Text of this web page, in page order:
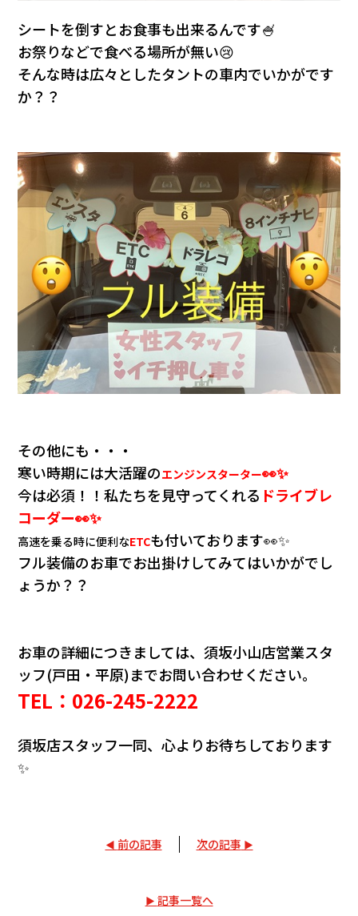
シートを倒すとお食事も出来るんです🍧
お祭りなどで食べる場所が無い😢
そんな時は広々としたタントの車内でいかがです
か？？
その他にも・・・
寒い時期には大活躍のエンジンスターター👀✨
今は必須！！私たちを見守ってくれる ドライブレ
コーダー👀✨
高速を乗る時に便利なETCも付いております👀✨
フル装備のお車でお出掛けしてみてはいかがでし
ょうか？？
お車の詳細につきましては、須坂小山店営業スタ
ッフ(戸田・平原)までお問い合わせください。
TEL：026-245-2222
須坂店スタッフ一同、心よりお待ちしております
✨
前の記事 次の記事
記事一覧へ